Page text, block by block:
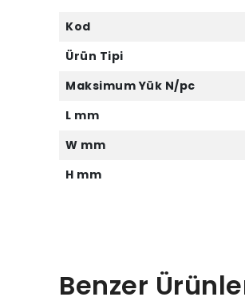
Kod
Ürün Tipi
Maksimum Yük N/pc
L mm
W mm
H mm
Benzer